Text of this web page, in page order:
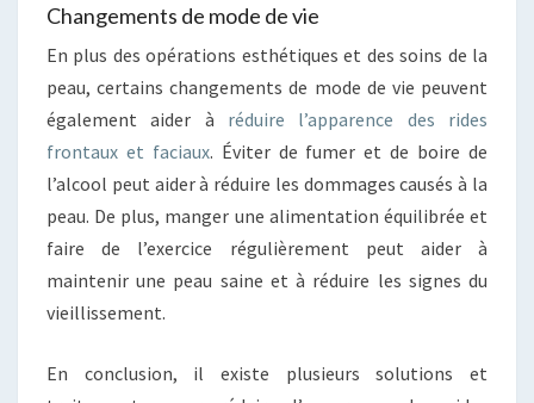
Changements de mode de vie
En plus des opérations esthétiques et des soins de la
peau, certains changements de mode de vie peuvent
également aider à réduire l’apparence des rides
frontaux et faciaux. Éviter de fumer et de boire de
l’alcool peut aider à réduire les dommages causés à la
peau. De plus, manger une alimentation équilibrée et
faire de l’exercice régulièrement peut aider à
maintenir une peau saine et à réduire les signes du
vieillissement.
En conclusion, il existe plusieurs solutions et